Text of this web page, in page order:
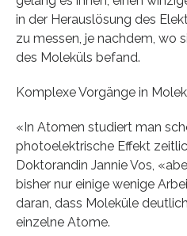
in der Herauslösung des
zu messen, je nachdem, wo
des Moleküls befand.
Komplexe Vorgänge in
«In Atomen studiert man
photoelektrische Effekt
Doktorandin Jannie Vos,
bisher nur einige wenige
daran, dass Moleküle
einzelne Atome.